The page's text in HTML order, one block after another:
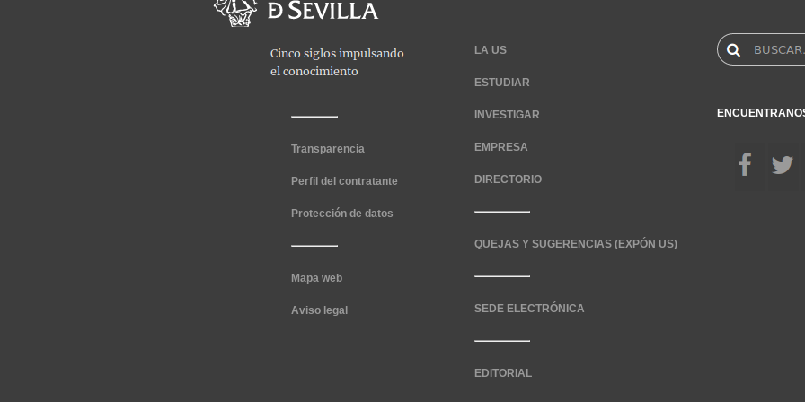
Transparencia
Perfil del contratante
Protección de datos
Mapa web
Aviso legal
LA US
ESTUDIAR
INVESTIGAR
EMPRESA
DIRECTORIO
QUEJAS Y SUGERENCIAS (EXPÓN US)
SEDE ELECTRÓNICA
EDITORIAL